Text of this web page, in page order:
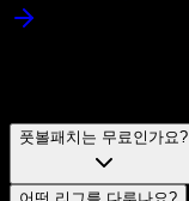
풋볼패치는 무료인가요?